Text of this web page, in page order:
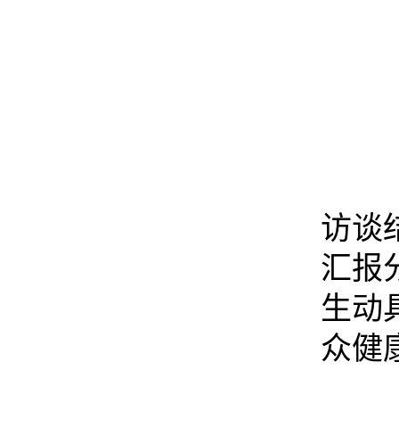
访谈
汇报
生动
众健